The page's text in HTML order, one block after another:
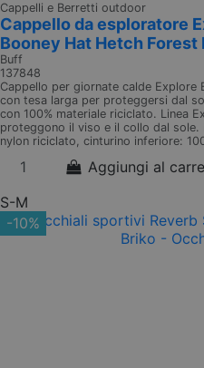
Cappelli e Berretti outdoor
Cappello da esploratore
Booney Hat Hetch Forest
Buff
137848
Cappello per giornate calde Explore
con tesa larga per proteggersi dal
con 100% materiale riciclato. Linea
proteggono il viso e il collo dal
nylon riciclato, cinturino inferiore:
Aggiungi al
S-M
-10%